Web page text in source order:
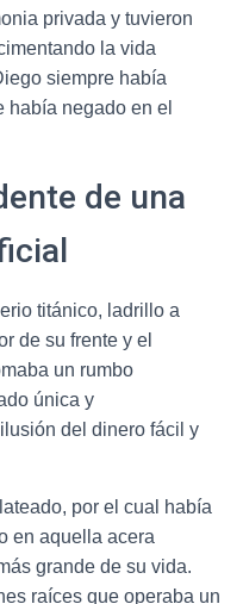
privada y tuvieron
la vida
siempre había
había negado en el
de una
titánico, ladrillo a
de su frente y el
un rumbo
única y
del dinero fácil y
por el cual había
en aquella acera
grande de su vida.
raíces que operaba un